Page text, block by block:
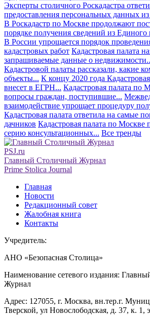
Эксперты столичного Роскадастра
предоставления персональных данных
В Роскадастр по Москве продолжают
порядке получения сведений из Единого
В России упрощается порядок
кадастровых работ Кадастровая палата
запрашиваемые данные о
Кадастровой палаты рассказали, какие
объекты... К концу 2020 года
внесет в ЕГРН... Кадастровая палата по
вопросы граждан, поступившие...
взаимодействие упрощает процедуру
Кадастровая палата ответила на самые
дачников Кадастровая палата по Москве
серию консультационных... Все тренды
PSJ.ru
Главный Столичный Журнал
Prime Stolica Journal
Главная
Новости
Редакционный совет
Жалобная книга
Контакты
Учредитель:
АНО «Безопасная Столица»
Наименование сетевого издания:
Журнал
Адрес: 127055, г. Москва, вн.тер.г.
Тверской, ул Новослободская, д. 37, к. 1,